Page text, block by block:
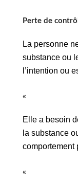
Perte de
La personne
substance ou
l’intention ou
«
Elle a besoin
la substance
comportement
«